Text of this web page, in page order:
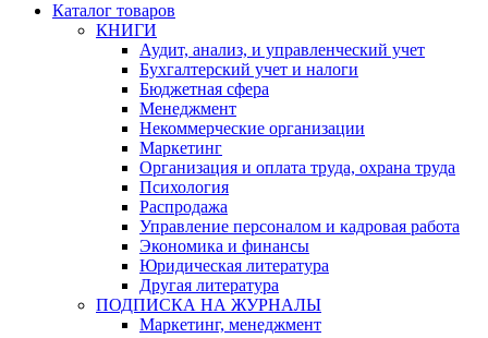
Каталог товаров
КНИГИ
Аудит, анализ, и управленческий учет
Бухгалтерский учет и налоги
Бюджетная сфера
Менеджмент
Некоммерческие организации
Маркетинг
Организация и оплата труда, охрана труда
Психология
Распродажа
Управление персоналом и кадровая работа
Экономика и финансы
Юридическая литература
Другая литература
ПОДПИСКА НА ЖУРНАЛЫ
Маркетинг, менеджмент